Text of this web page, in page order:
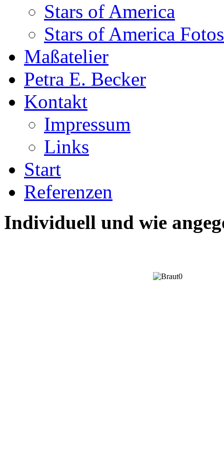
Stars of America
Stars of America Fotos
Maßatelier
Petra E. Becker
Kontakt
Impressum
Links
Start
Referenzen
Individuell und wie